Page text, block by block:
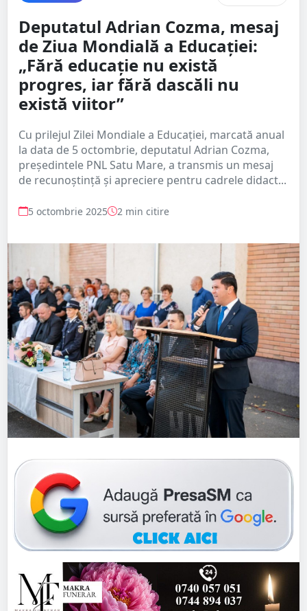
Deputatul Adrian Cozma, mesaj
de Ziua Mondială a Educației:
„Fără educație nu există
progres, iar fără dascăli nu
există viitor”
Cu prilejul Zilei Mondiale a Educației, marcată anual
la data de 5 octombrie, deputatul Adrian Cozma,
președintele PNL Satu Mare, a transmis un mesaj
de recunoștință și apreciere pentru cadrele didact...
5 octombrie 2025 2 min citire